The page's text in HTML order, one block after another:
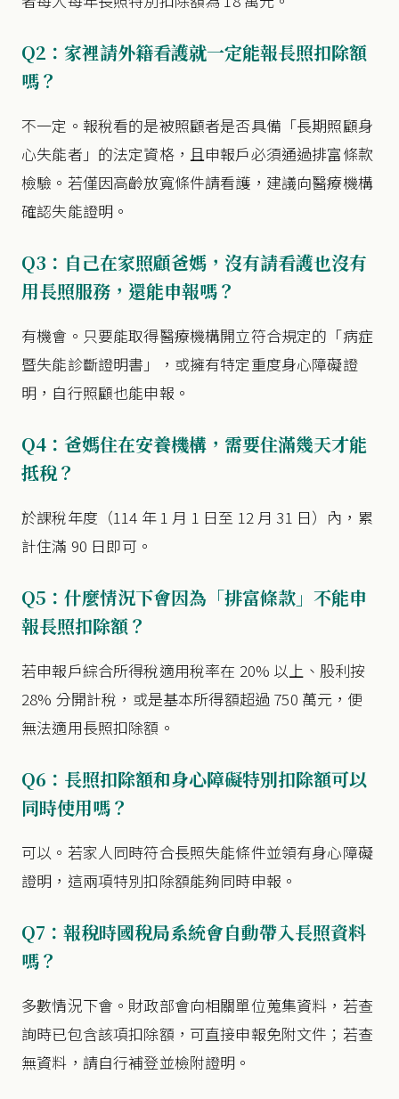
Q2：家裡請外籍看護就一定能報長照扣除額
嗎？
不一定。報稅看的是被照顧者是否具備「長期照顧身
心失能者」的法定資格，且申報戶必須通過排富條款
檢驗。若僅因高齡放寬條件請看護，建議向醫療機構
確認失能證明。
Q3：自己在家照顧爸媽，沒有請看護也沒有
用長照服務，還能申報嗎？
有機會。只要能取得醫療機構開立符合規定的「病症
暨失能診斷證明書」，或擁有特定重度身心障礙證
明，自行照顧也能申報。
Q4：爸媽住在安養機構，需要住滿幾天才能
抵稅？
於課稅年度（114 年 1 月 1 日至 12 月 31 日）內，累
計住滿 90 日即可。
Q5：什麼情況下會因為「排富條款」不能申
報長照扣除額？
若申報戶綜合所得稅適用稅率在 20% 以上、股利按
28% 分開計稅，或是基本所得額超過 750 萬元，便
無法適用長照扣除額。
Q6：長照扣除額和身心障礙特別扣除額可以
同時使用嗎？
可以。若家人同時符合長照失能條件並領有身心障礙
證明，這兩項特別扣除額能夠同時申報。
Q7：報稅時國稅局系統會自動帶入長照資料
嗎？
多數情況下會。財政部會向相關單位蒐集資料，若查
詢時已包含該項扣除額，可直接申報免附文件；若查
無資料，請自行補登並檢附證明。